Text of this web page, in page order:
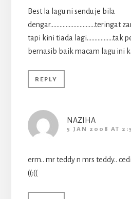
Best la lagu ni sendu je bila
dengar………………………..teringat
tapi kini tiada lagi……………..tak
bernasib baik macam lagu ini
REPLY
NAZIHA
5 JAN 2008 AT
erm.. mr teddy n mrs teddy..
((:((